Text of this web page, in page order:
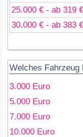
25.000 € - ab 319
30.000 € - ab 383
Welches Fahrzeug
3.000 Euro
5.000 Euro
7.000 Euro
10.000 Euro